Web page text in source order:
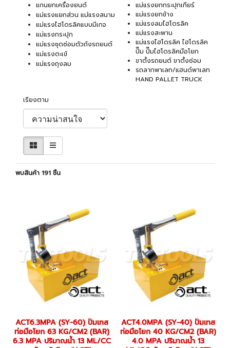
แกนยกเครื่องยนต์
แม่แรงแยกส่วน แม่แรงสนาม
แม่แรงไฮโดรลิคแบบมีเกจ
แม่แรงกระปุก
แม่แรงชุดซ่อมตัวถังรถยนต์
แม่แรงตะเข้
แม่แรงถุงลม
แม่แรงยกกระปุกเกียร์
แม่แรงยกข้าง
แม่แรงลมไฮโดรลิค
แม่แรงสะพาน
แม่แรงไฮโดรลิค ไฮโดรลิค
ปั๊ม ปั๊มไฮโดรลิคมือโยก
ขาตั้งรถยนต์ ขาตั้งซ่อม
รถลากพาเลท/แฮนด์พาเลท
HAND PALLET TRUCK
เรียงตาม
พบสินค้า 191 ชิ้น
ACT6.3MPA (SY-60) ปั๊มเทส
ท่อมือโยก 63 KG/CM2 (BAR)
6.3 MPA ปริมาณน้ำ 13 ML/CC
ACT4.0MPA (SY-40) ปั๊มเทส
ท่อมือโยก 40 KG/CM2 (BAR)
4.0 MPA ปริมาณน้ำ 13